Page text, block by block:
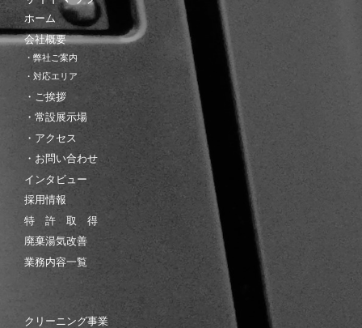
ホーム
会社概要
・弊社ご案内
・対応エリア
・ご挨拶
・常設展示場
・アクセス
・お問い合わせ
インタビュー
採用情報
特 許 取 得
廃棄湯気改善
業務内容一覧
クリーニング事業